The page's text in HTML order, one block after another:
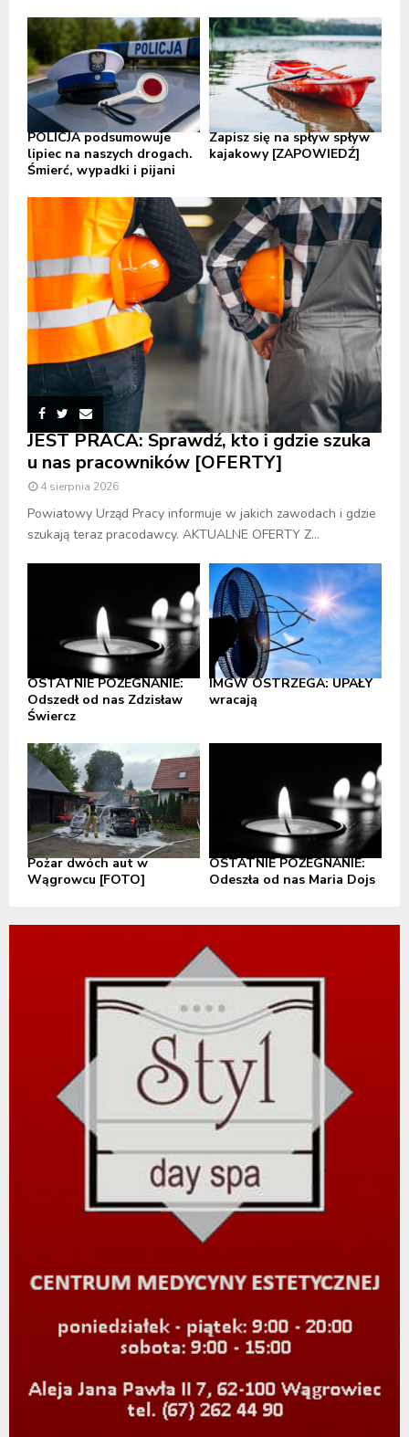
POLICJA podsumowuje
lipiec na naszych drogach.
Śmierć, wypadki i pijani
Zapisz się na spływ spływ
kajakowy [ZAPOWIEDŹ]
JEST PRACA: Sprawdź, kto i gdzie szuka
u nas pracowników [OFERTY]
4 sierpnia 2026
Powiatowy Urząd Pracy informuje w jakich zawodach i gdzie
szukają teraz pracodawcy. AKTUALNE OFERTY Z...
OSTATNIE POŻEGNANIE:
Odszedł od nas Zdzisław
Świercz
IMGW OSTRZEGA: UPAŁY
wracają
Pożar dwóch aut w
Wągrowcu [FOTO]
OSTATNIE POŻEGNANIE:
Odeszła od nas Maria Dojs